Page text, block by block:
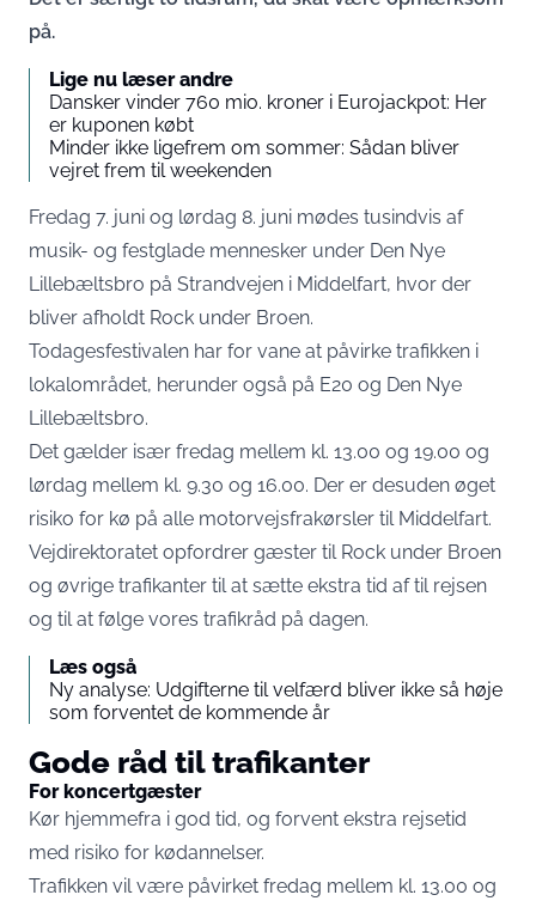
på.
Lige nu læser andre
Dansker vinder 760 mio. kroner i Eurojackpot: Her
er kuponen købt
Minder ikke ligefrem om sommer: Sådan bliver
vejret frem til weekenden
Fredag 7. juni og lørdag 8. juni mødes tusindvis af
musik- og festglade mennesker under Den Nye
Lillebæltsbro på Strandvejen i Middelfart, hvor der
bliver afholdt Rock under Broen.
Todagesfestivalen har for vane at påvirke trafikken i
lokalområdet, herunder også på E20 og Den Nye
Lillebæltsbro.
Det gælder især fredag mellem kl. 13.00 og 19.00 og
lørdag mellem kl. 9.30 og 16.00. Der er desuden øget
risiko for kø på alle motorvejsfrakørsler til Middelfart.
Vejdirektoratet opfordrer gæster til Rock under Broen
og øvrige trafikanter til at sætte ekstra tid af til rejsen
og til at følge vores trafikråd på dagen.
Læs også
Ny analyse: Udgifterne til velfærd bliver ikke så høje
som forventet de kommende år
Gode råd til trafikanter
For koncertgæster
Kør hjemmefra i god tid, og forvent ekstra rejsetid
med risiko for kødannelser.
Trafikken vil være påvirket fredag mellem kl. 13.00 og